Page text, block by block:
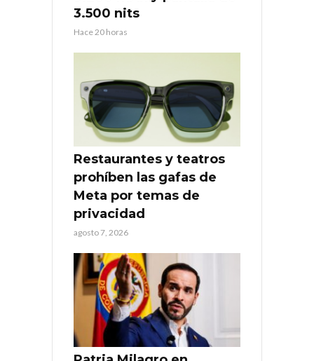
3.500 nits
Hace 20 horas
Restaurantes y teatros
prohíben las gafas de
Meta por temas de
privacidad
agosto 7, 2026